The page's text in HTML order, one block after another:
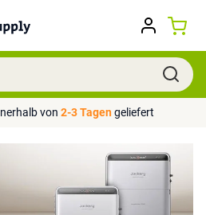
von 2-3 Tagengeliefert